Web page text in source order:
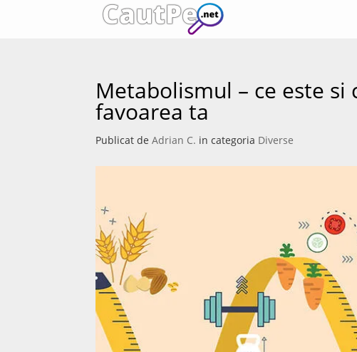
Metabolismul – ce este si
favoarea ta
Publicat deAdrian C. in categoria Diverse